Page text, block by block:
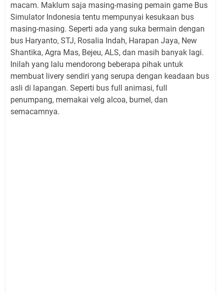
macam. Maklum saja masing-masing pemain game Bus
Simulator Indonesia tentu mempunyai kesukaan bus
masing-masing. Seperti ada yang suka bermain dengan
bus Haryanto, STJ, Rosalia Indah, Harapan Jaya, New
Shantika, Agra Mas, Bejeu, ALS, dan masih banyak lagi.
Inilah yang lalu mendorong beberapa pihak untuk
membuat livery sendiri yang serupa dengan keadaan bus
asli di lapangan. Seperti bus full animasi, full
penumpang, memakai velg alcoa, bumel, dan
semacamnya.